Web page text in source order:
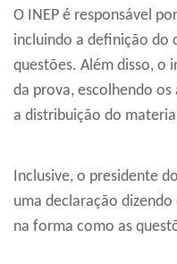
O INEP é responsável
incluindo a definição do
questões. Além disso, o
da prova, escolhendo os
a distribuição do
Inclusive, o presidente
uma declaração dizendo
na forma como as